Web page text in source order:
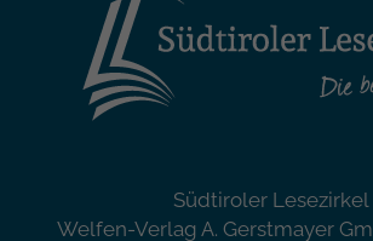
Südtiroler Lesezirkel
Welfen-Verlag A. Gerstmayer